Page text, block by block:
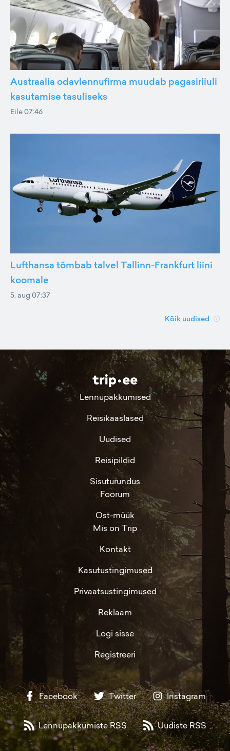
Austraalia odavlennufirma muudab pagasiriiuli
kasutamise tasuliseks
Eile 07:46
Lufthansa tõmbab talvel Tallinn-Frankfurt liini
koomale
5. aug 07:37
Kõik uudised
Lennupakkumised
Reisikaaslased
Uudised
Reisipildid
Sisuturundus
Foorum
Ost-müük
Mis on Trip
Kontakt
Kasutustingimused
Privaatsustingimused
Reklaam
Logi sisse
Registreeri
Facebook Twitter Instagram
Lennupakkumiste RSS Uudiste RSS